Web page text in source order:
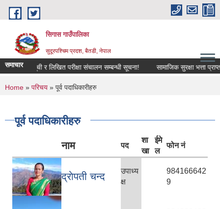
Skip to main content
सिगास गाउँपालिका
सुदूरपश्चिम प्रदश, बैतडी, नेपाल
समाचार
संक्षिप्त सूची र लिखित परीक्षा संचालन सम्बन्धी सूचना! सामाजिक सुरक्षा भत्ता
You are here
Home » परिचय » पूर्व पदाधिकारीहरु
पूर्व पदाधिकारीहरु
नाम पद
शा
खा
ईमे
ल
फोन नं
द्राेपती चन्द
उपाध्य
क्ष
984166642
9